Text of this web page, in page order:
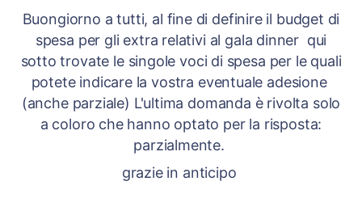
Buongiorno a tutti, al fine di definire il budget di
spesa per gli extra relativi al gala dinner qui
sotto trovate le singole voci di spesa per le quali
potete indicare la vostra eventuale adesione
(anche parziale) L'ultima domanda è rivolta solo
a coloro che hanno optato per la risposta:
parzialmente.
grazie in anticipo